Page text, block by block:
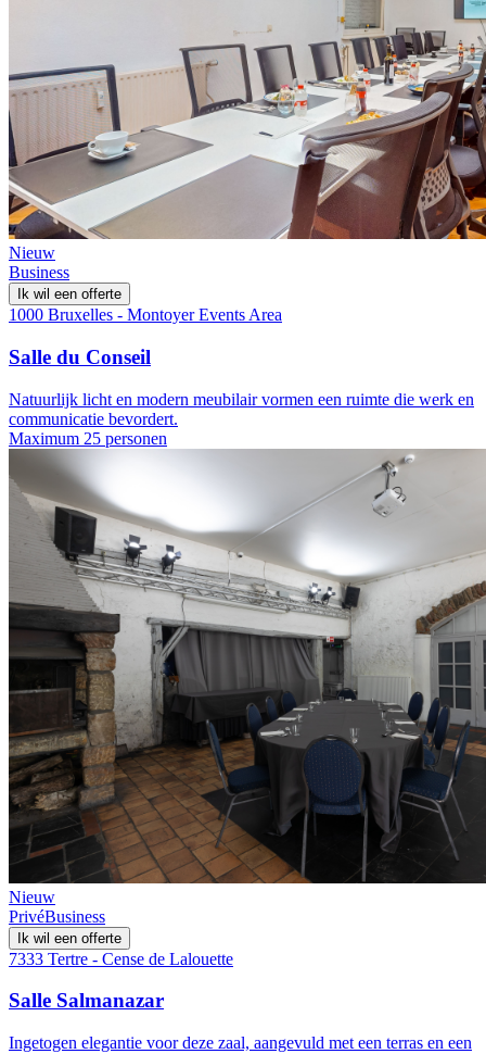
Nieuw
Business
Ik wil een offerte
1000 Bruxelles - Montoyer Events Area
Salle du Conseil
Natuurlijk licht en modern meubilair vormen een ruimte die werk en
communicatie bevordert.
Maximum 25 personen
Nieuw
PrivéBusiness
Ik wil een offerte
7333 Tertre - Cense de Lalouette
Salle Salmanazar
Ingetogen elegantie voor deze zaal, aangevuld met een terras en een